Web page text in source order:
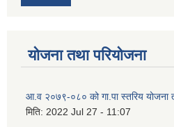
योजना तथा परियोजना
आ.व २०७९-०८० को गा.पा स्तरिय योजना
मिति: 2022 Jul 27 - 11:07